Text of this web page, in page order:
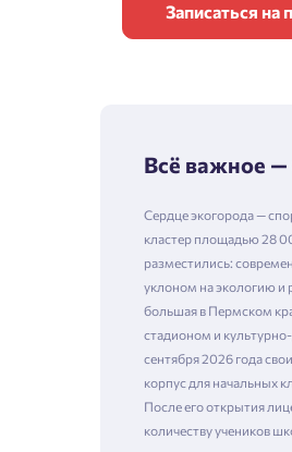
Записаться на
Всё важное —
Сердце экогорода —
кластер площадью 28
разместились:
уклоном на экологию и
большая в Пермском
стадионом и
сентября 2026 года
корпус для начальных
После его открытия
количеству учеников